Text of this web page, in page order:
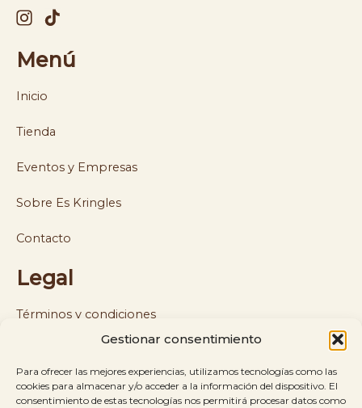
Gestionar consentimiento
Para ofrecer las mejores experiencias, utilizamos tecnologías como las
cookies para almacenar y/o acceder a la información del dispositivo. El
consentimiento de estas tecnologías nos permitirá procesar datos como
Menú
Inicio
Tienda
Eventos y Empresas
Sobre Es Kringles
Contacto
Legal
Términos y condiciones
Política de envíos y reembolsos